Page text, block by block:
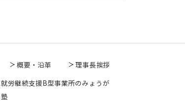
概要・沿革
理事長挨拶
就労継続支援B型事業所のみょうが
塾